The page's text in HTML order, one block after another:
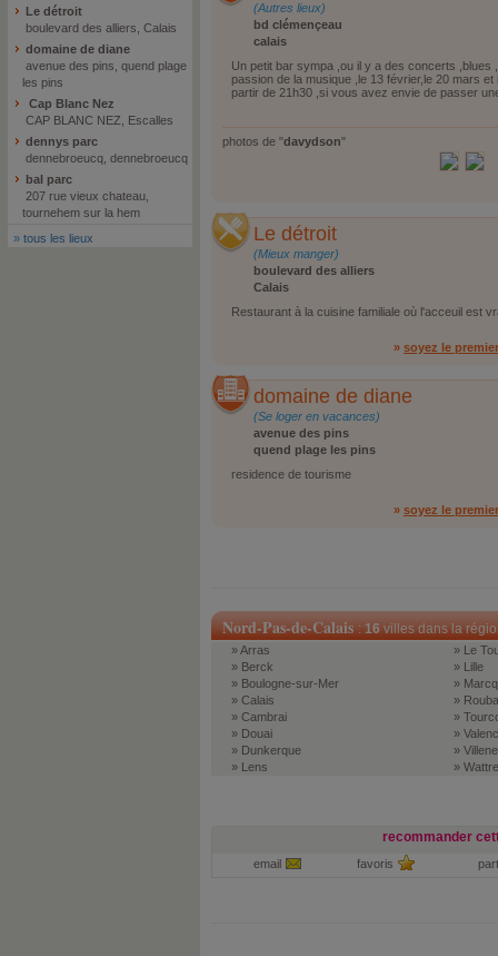
Le détroit
boulevard des alliers, Calais
domaine de diane
avenue des pins, quend plage
les pins
Cap Blanc Nez
CAP BLANC NEZ, Escalles
dennys parc
dennebroeucq, dennebroeucq
bal parc
207 rue vieux chateau,
tournehem sur la hem
» tous les lieux
(Autres lieux)
bd clémençeau
calais
Un petit bar sympa ,ou il y a des concerts
passion de la musique ,le 13 février,le 20 mars
partir de 21h30 ,si vous avez envie de passer
photos de "davydson"
Le détroit
(Mieux manger)
boulevard des alliers
Calais
Restaurant à la cuisine familiale où l'acceuil est
» soyez le
domaine de diane
(Se loger en vacances)
avenue des pins
quend plage les pins
residence de tourisme
» soyez le
Nord-Pas-de-Calais:16villes dans la
» Arras
» Berck
» Boulogne-sur-Mer
» Calais
» Cambrai
» Douai
» Dunkerque
» Lens
» Le
» Lille
»
»
»
»
»
»
recommander
email favoris